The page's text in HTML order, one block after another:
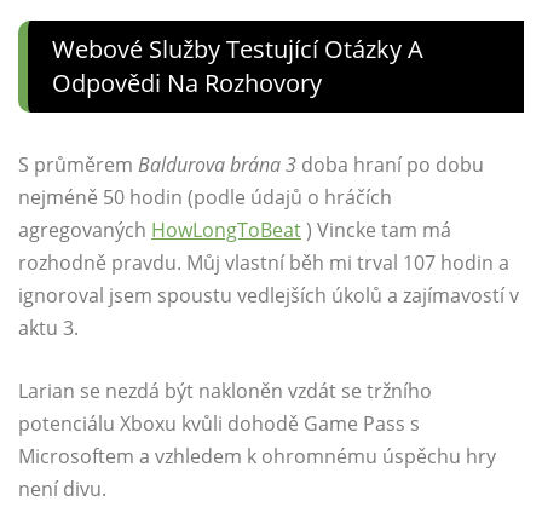
Webové Služby Testující Otázky A
Odpovědi Na Rozhovory
S průměrem Baldurova brána 3 doba hraní po dobu
nejméně 50 hodin (podle údajů o hráčích
agregovaných HowLongToBeat) Vincke tam má
rozhodně pravdu. Můj vlastní běh mi trval 107 hodin a
ignoroval jsem spoustu vedlejších úkolů a zajímavostí v
aktu 3.
Larian se nezdá být nakloněn vzdát se tržního
potenciálu Xboxu kvůli dohodě Game Pass s
Microsoftem a vzhledem k ohromnému úspěchu hry
není divu.